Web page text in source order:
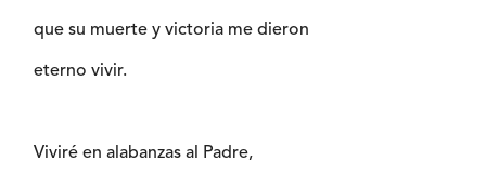
que su muerte y victoria me dieron
eterno vivir.
Viviré en alabanzas al Padre,